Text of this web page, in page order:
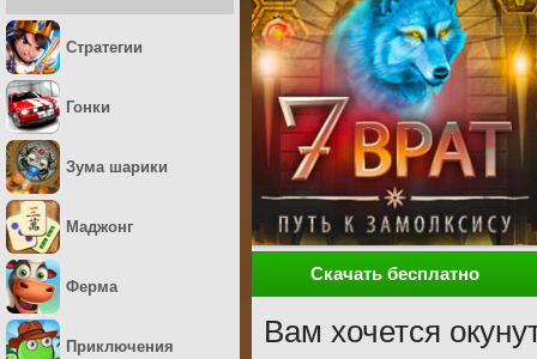
Скачать бесплатно
Вам хочется
Стратегии
Гонки
Зума шарики
Маджонг
Ферма
Приключения